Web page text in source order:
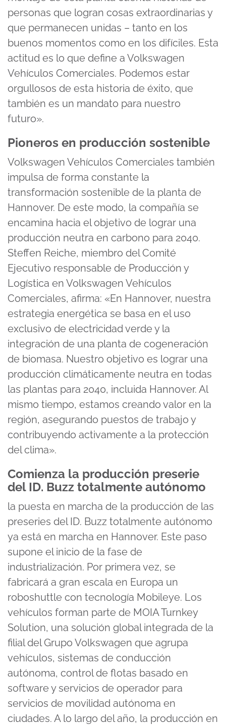
personas que logran cosas extraordinarias y
que permanecen unidas – tanto en los
buenos momentos como en los difíciles. Esta
actitud es lo que define a Volkswagen
Vehículos Comerciales. Podemos estar
orgullosos de esta historia de éxito, que
también es un mandato para nuestro
futuro».
Pioneros en producción sostenible
Volkswagen Vehículos Comerciales también
impulsa de forma constante la
transformación sostenible de la planta de
Hannover. De este modo, la compañía se
encamina hacia el objetivo de lograr una
producción neutra en carbono para 2040.
Steffen Reiche, miembro del Comité
Ejecutivo responsable de Producción y
Logística en Volkswagen Vehículos
Comerciales, afirma: «En Hannover, nuestra
estrategia energética se basa en el uso
exclusivo de electricidad verde y la
integración de una planta de cogeneración
de biomasa. Nuestro objetivo es lograr una
producción climáticamente neutra en todas
las plantas para 2040, incluida Hannover. Al
mismo tiempo, estamos creando valor en la
región, asegurando puestos de trabajo y
contribuyendo activamente a la protección
del clima».
Comienza la producción preserie
del ID. Buzz totalmente autónomo
la puesta en marcha de la producción de las
preseries del ID. Buzz totalmente autónomo
ya está en marcha en Hannover. Este paso
supone el inicio de la fase de
industrialización. Por primera vez, se
fabricará a gran escala en Europa un
roboshuttle con tecnología Mobileye. Los
vehículos forman parte de MOIA Turnkey
Solution, una solución global integrada de la
filial del Grupo Volkswagen que agrupa
vehículos, sistemas de conducción
autónoma, control de flotas basado en
software y servicios de operador para
servicios de movilidad autónoma en
ciudades. A lo largo del año, la producción en